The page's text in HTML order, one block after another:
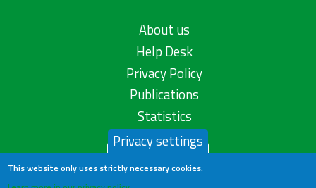
About us
Help Desk
Privacy Policy
Publications
Statistics
Contact us
Privacy settings
This website only uses strictly necessary cookies.